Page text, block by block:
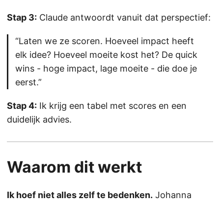
Stap 3: Claude antwoordt vanuit dat perspectief:
“Laten we ze scoren. Hoeveel impact heeft
elk idee? Hoeveel moeite kost het? De quick
wins - hoge impact, lage moeite - die doe je
eerst.”
Stap 4: Ik krijg een tabel met scores en een
duidelijk advies.
Waarom dit werkt
Ik hoef niet alles zelf te bedenken. Johanna